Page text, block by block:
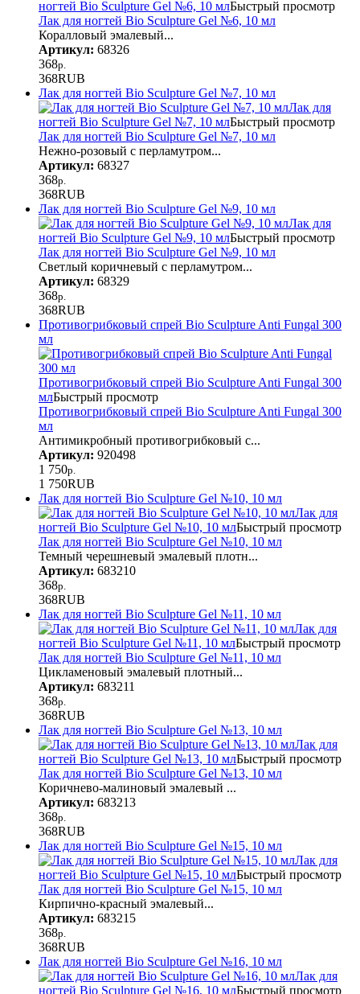
ногтей Bio Sculpture Gel №6, 10 млБыстрый просмотр
Лак для ногтей Bio Sculpture Gel №6, 10 мл
Коралловый эмалевый...
Артикул: 68326
368р.
368RUB
Лак для ногтей Bio Sculpture Gel №7, 10 мл
Лак для
ногтей Bio Sculpture Gel №7, 10 млБыстрый просмотр
Лак для ногтей Bio Sculpture Gel №7, 10 мл
Нежно-розовый с перламутром...
Артикул: 68327
368р.
368RUB
Лак для ногтей Bio Sculpture Gel №9, 10 мл
Лак для
ногтей Bio Sculpture Gel №9, 10 млБыстрый просмотр
Лак для ногтей Bio Sculpture Gel №9, 10 мл
Светлый коричневый с перламутром...
Артикул: 68329
368р.
368RUB
Противогрибковый спрей Bio Sculpture Anti Fungal 300
мл
Противогрибковый спрей Bio Sculpture Anti Fungal 300
млБыстрый просмотр
Противогрибковый спрей Bio Sculpture Anti Fungal 300
мл
Антимикробный противогрибковый с...
Артикул: 920498
1 750р.
1 750RUB
Лак для ногтей Bio Sculpture Gel №10, 10 мл
Лак для
ногтей Bio Sculpture Gel №10, 10 млБыстрый просмотр
Лак для ногтей Bio Sculpture Gel №10, 10 мл
Темный черешневый эмалевый плотн...
Артикул: 683210
368р.
368RUB
Лак для ногтей Bio Sculpture Gel №11, 10 мл
Лак для
ногтей Bio Sculpture Gel №11, 10 млБыстрый просмотр
Лак для ногтей Bio Sculpture Gel №11, 10 мл
Цикламеновый эмалевый плотный...
Артикул: 683211
368р.
368RUB
Лак для ногтей Bio Sculpture Gel №13, 10 мл
Лак для
ногтей Bio Sculpture Gel №13, 10 млБыстрый просмотр
Лак для ногтей Bio Sculpture Gel №13, 10 мл
Коричнево-малиновый эмалевый ...
Артикул: 683213
368р.
368RUB
Лак для ногтей Bio Sculpture Gel №15, 10 мл
Лак для
ногтей Bio Sculpture Gel №15, 10 млБыстрый просмотр
Лак для ногтей Bio Sculpture Gel №15, 10 мл
Кирпично-красный эмалевый...
Артикул: 683215
368р.
368RUB
Лак для ногтей Bio Sculpture Gel №16, 10 мл
Лак для
ногтей Bio Sculpture Gel №16, 10 млБыстрый просмотр